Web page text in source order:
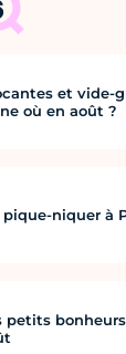
et vide-
où en août ?
pique-niquer à
petits